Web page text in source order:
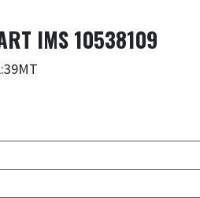
IMS 10538109